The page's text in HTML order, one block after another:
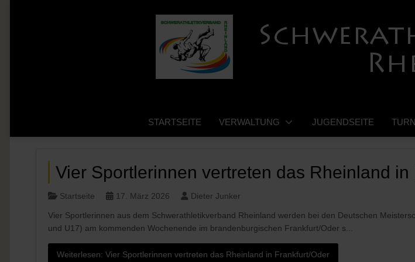
STARTSEITE VERWALTUNG JUGENDSEITE
Vier Sportlerinnen vertreten das Rheinland in
Startseite 17. März 2026 Dieter Junker
Vier Sportlerinnen aus dem Schwerathletikverband Rheinland werden bei den Deutschen
und U17) am kommenden Wochenende im brandenburgischen Frankfurt/Oder s...
Weiterlesen: Vier Sportlerinnen vertreten das Rheinland in Frankfurt/Oder